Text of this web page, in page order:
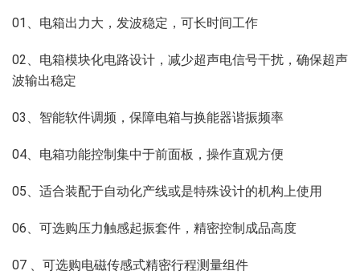
01、电箱出力大，发波稳定，可长时间工作
02、电箱模块化电路设计，减少超声电信号干扰，确保超声
波输出稳定
03、智能软件调频，保障电箱与换能器谐振频率
04、电箱功能控制集中于前面板，操作直观方便
05、适合装配于自动化产线或是特殊设计的机构上使用
06、可选购压力触感起振套件，精密控制成品高度
07 、可选购电磁传感式精密行程测量组件